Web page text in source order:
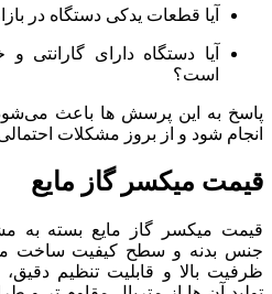
آیا قطعات یدکی دستگاه در
آیا دستگاه دارای
است؟
پاسخ به این پرسش‌ ها باعث می‌شود
انجام شود و از بروز مشکلات
قیمت میکسر گاز مایع
قیمت میکسر گاز مایع بسته به
جنس بدنه و سطح کیفیت ساخت
ظرفیت بالا و قابلیت تنظیم دقیق،